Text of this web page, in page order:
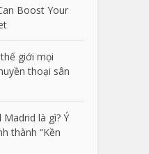
Boost Your
giới mọi
thoại sân
là gì? Ý
thành “Kền